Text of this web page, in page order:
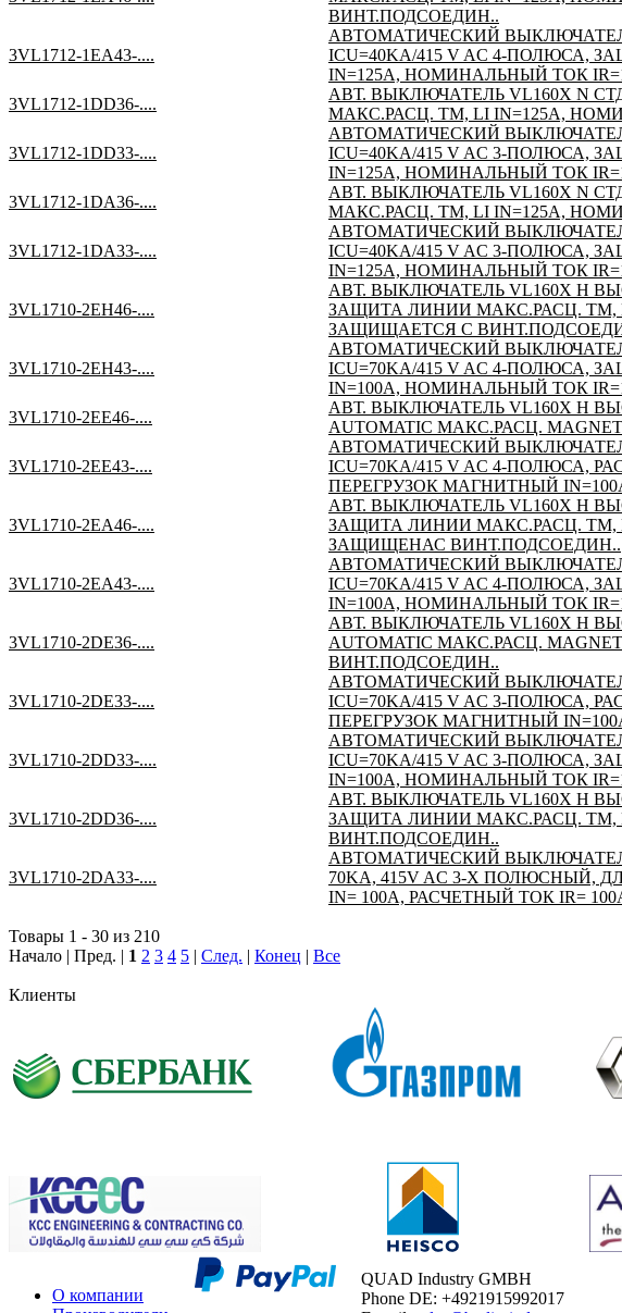
ВИНТ.ПОДСОЕДИН..
3VL1712-1EA43-....
АВТОМАТИЧЕСКИЙ
ICU=40KA/415 V AC 4-
IN=125A, НОМИНАЛЬНЫЙ ТОК
3VL1712-1DD36-....
АВТ. ВЫКЛЮЧАТЕЛЬ VL160X N
МАКС.РАСЦ. TM, LI IN=125A,
3VL1712-1DD33-....
АВТОМАТИЧЕСКИЙ
ICU=40KA/415 V AC 3-
IN=125A, НОМИНАЛЬНЫЙ ТОК
3VL1712-1DA36-....
АВТ. ВЫКЛЮЧАТЕЛЬ VL160X N
МАКС.РАСЦ. TM, LI IN=125A,
3VL1712-1DA33-....
АВТОМАТИЧЕСКИЙ
ICU=40KA/415 V AC 3-
IN=125A, НОМИНАЛЬНЫЙ ТОК
3VL1710-2EH46-....
АВТ. ВЫКЛЮЧАТЕЛЬ VL160X H
ЗАЩИТА ЛИНИИ МАКС.РАСЦ. TM,
ЗАЩИЩАЕТСЯ С
3VL1710-2EH43-....
АВТОМАТИЧЕСКИЙ
ICU=70KA/415 V AC 4-
IN=100A, НОМИНАЛЬНЫЙ ТОК
3VL1710-2EE46-....
АВТ. ВЫКЛЮЧАТЕЛЬ VL160X H
AUTOMATIC МАКС.РАСЦ.
3VL1710-2EE43-....
АВТОМАТИЧЕСКИЙ
ICU=70KA/415 V AC 4-
ПЕРЕГРУЗОК МАГНИТНЫЙ
3VL1710-2EA46-....
АВТ. ВЫКЛЮЧАТЕЛЬ VL160X H
ЗАЩИТА ЛИНИИ МАКС.РАСЦ. TM,
ЗАЩИЩЕНАС ВИНТ.ПОДСОЕДИН..
3VL1710-2EA43-....
АВТОМАТИЧЕСКИЙ
ICU=70KA/415 V AC 4-
IN=100A, НОМИНАЛЬНЫЙ ТОК
3VL1710-2DE36-....
АВТ. ВЫКЛЮЧАТЕЛЬ VL160X H
AUTOMATIC МАКС.РАСЦ.
ВИНТ.ПОДСОЕДИН..
3VL1710-2DE33-....
АВТОМАТИЧЕСКИЙ
ICU=70KA/415 V AC 3-
ПЕРЕГРУЗОК МАГНИТНЫЙ
3VL1710-2DD33-....
АВТОМАТИЧЕСКИЙ
ICU=70KA/415 V AC 3-
IN=100A, НОМИНАЛЬНЫЙ ТОК
3VL1710-2DD36-....
АВТ. ВЫКЛЮЧАТЕЛЬ VL160X H
ЗАЩИТА ЛИНИИ МАКС.РАСЦ. TM,
ВИНТ.ПОДСОЕДИН..
3VL1710-2DA33-....
АВТОМАТИЧЕСКИЙ
70KA, 415V AC 3-Х
IN= 100A, РАСЧЕТНЫЙ ТОК IR=
Товары 1 - 30 из 210
Начало | Пред. | 1 2 3 4 5 | След. | Конец | Все
Клиенты
О компании
QUAD Industry GMBH
Phone DE: +4921915992017